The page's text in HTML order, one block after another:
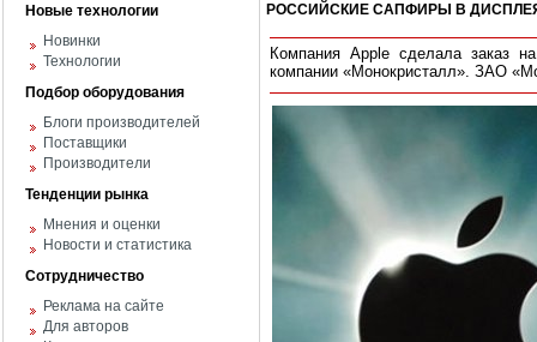
Новые технологии
Новинки
Технологии
Подбор оборудования
Блоги производителей
Поставщики
Производители
Тенденции рынка
Мнения и оценки
Новости и статистика
Сотрудничество
Реклама на сайте
Для авторов
РОССИЙСКИЕ САПФИРЫ В
Компания Appleсделала заказ на
компании «Монокристалл». ЗАО